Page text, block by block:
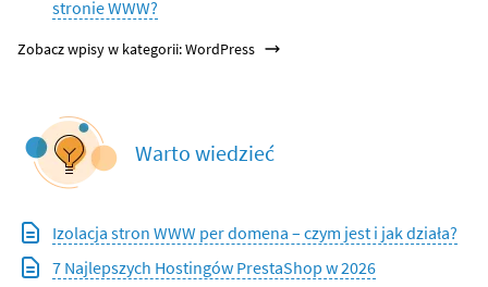
stronie WWW?
Zobacz wpisy w kategorii: WordPress
Warto wiedzieć
Izolacja stron WWW per domena – czym jest i jak działa?
7 Najlepszych Hostingów PrestaShop w 2026